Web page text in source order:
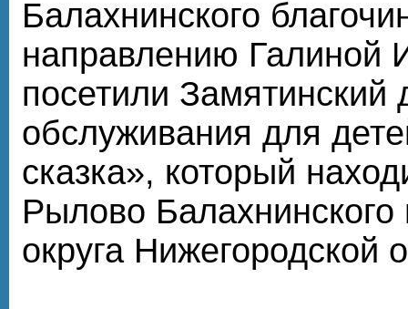
Балахнинского
направлению Галиной
посетили Замятинский
обслуживания для
сказка», который
Рылово Балахнинского
округа Нижегородской